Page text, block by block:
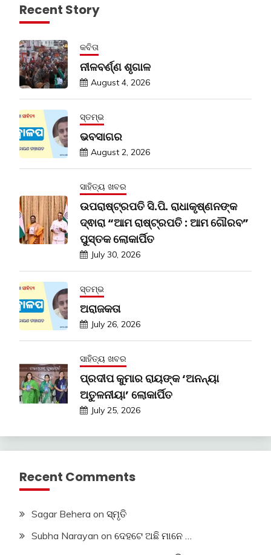
Recent Story
କବିତା
ନୀଳବର୍ଣ୍ଣ ଶୃଗାଳ
August 4, 2026
ସ୍ତମ୍ଭ
ଭବସାଗର
August 2, 2026
ସାହିତ୍ୟ ଖବର
ଉପରାଷ୍ଟ୍ରପତି ସି.ପି. ରାଧାକୃଷ୍ଣନଙ୍କ
ଦ୍ଵାରା “ଆମ ରାଷ୍ଟ୍ରପତି : ଆମ ଗୌରବ”
ପୁସ୍ତକ ଲୋକାର୍ପିତ
July 30, 2026
ସ୍ତମ୍ଭ
ଅରାଜକତା
July 26, 2026
ସାହିତ୍ୟ ଖବର
ପ୍ରଦୀପ କୁମାର ରାୟଙ୍କ ‘ଅନନ୍ୟା
ଅତୁଳନୀୟା’ ଲୋକାର୍ପିତ
July 25, 2026
Recent Comments
Sagar Behera on ସ୍ମୃତି
Subha Narayan on ଦେହଟେ ଅଛି ମାନେ …